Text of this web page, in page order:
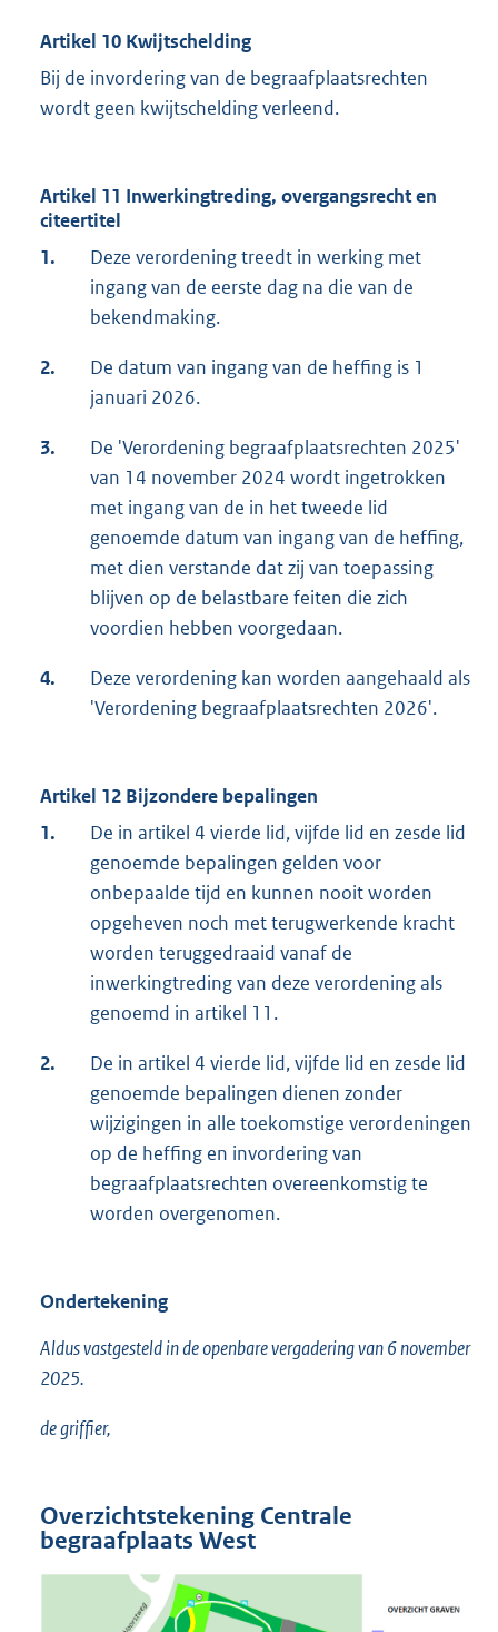
Artikel 10 Kwijtschelding
Bij de invordering van de begraafplaatsrechten
wordt geen kwijtschelding verleend.
Artikel 11 Inwerkingtreding, overgangsrecht en
citeertitel
1.
Deze verordening treedt in werking met
ingang van de eerste dag na die van de
bekendmaking.
2.
De datum van ingang van de heffing is 1
januari 2026.
3.
De 'Verordening begraafplaatsrechten 2025'
van 14 november 2024 wordt ingetrokken
met ingang van de in het tweede lid
genoemde datum van ingang van de heffing,
met dien verstande dat zij van toepassing
blijven op de belastbare feiten die zich
voordien hebben voorgedaan.
4.
Deze verordening kan worden aangehaald als
'Verordening begraafplaatsrechten 2026'.
Artikel 12 Bijzondere bepalingen
1.
De in artikel 4 vierde lid, vijfde lid en zesde lid
genoemde bepalingen gelden voor
onbepaalde tijd en kunnen nooit worden
opgeheven noch met terugwerkende kracht
worden teruggedraaid vanaf de
inwerkingtreding van deze verordening als
genoemd in artikel 11.
2.
De in artikel 4 vierde lid, vijfde lid en zesde lid
genoemde bepalingen dienen zonder
wijzigingen in alle toekomstige verordeningen
op de heffing en invordering van
begraafplaatsrechten overeenkomstig te
worden overgenomen.
Ondertekening
Aldus vastgesteld in de openbare vergadering van 6 november
2025.
de griffier,
Overzichtstekening Centrale
begraafplaats West